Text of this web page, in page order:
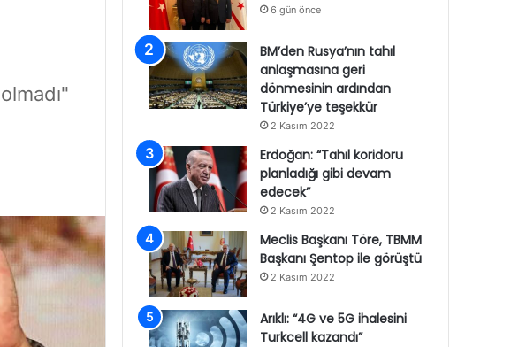
6 gün önce
BM’den Rusya’nın tahıl
anlaşmasına geri
dönmesinin ardından
Türkiye’ye teşekkür
2 Kasım 2022
Erdoğan: “Tahıl koridoru
planladığı gibi devam
edecek”
2 Kasım 2022
Meclis Başkanı Töre, TBMM
Başkanı Şentop ile görüştü
2 Kasım 2022
Arıklı: “4G ve 5G ihalesini
Turkcell kazandı”